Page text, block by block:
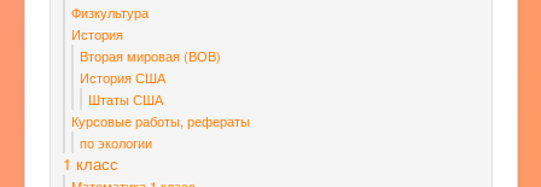
Физкультура
История
Вторая мировая (ВОВ)
История США
Штаты США
Курсовые работы, рефераты
по экологии
1 класс